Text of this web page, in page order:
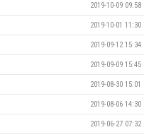
2019-10-09 09:58
2019-10-01 11:30
2019-09-12 15:34
2019-09-09 15:45
2019-08-30 15:01
2019-08-06 14:30
2019-06-27 07:32